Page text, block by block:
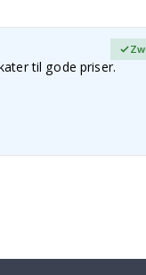
til gode priser.